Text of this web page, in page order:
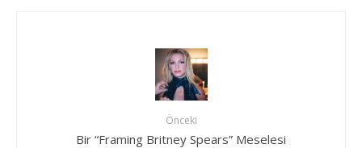
Önceki
Bir “Framing Britney Spears” Meselesi